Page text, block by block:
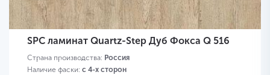
SPC ламинат Quartz-Step Дуб Фокса Q 516
Страна производства: Россия
Наличие фаски: с 4-х сторон